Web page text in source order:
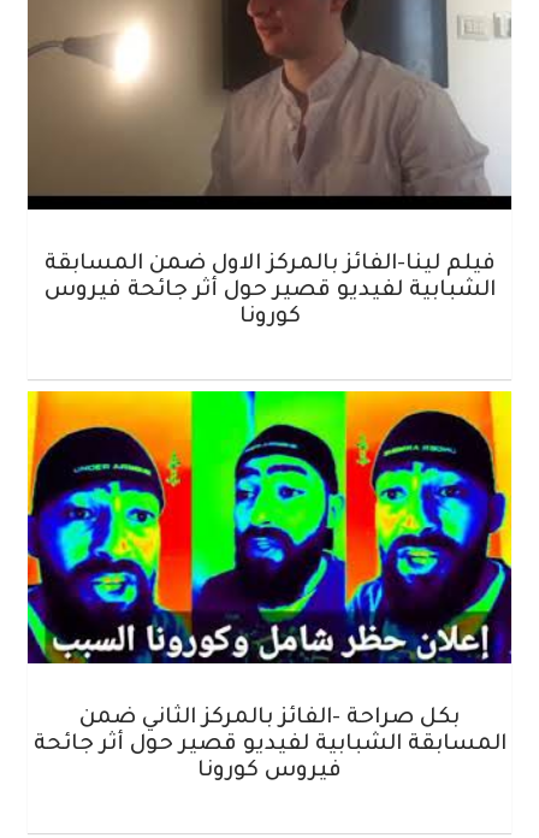
فيلم لينا-الفائز بالمركز الاول ضمن المسابقة
الشبابية لفيديو قصير حول أثر جائحة فيروس
كورونا
بكل صراحة -الفائز بالمركز الثاني ضمن
المسابقة الشبابية لفيديو قصير حول أثر جائحة
فيروس كورونا